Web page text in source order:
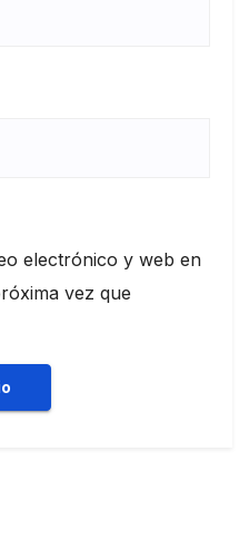
electrónico y web en
vez que